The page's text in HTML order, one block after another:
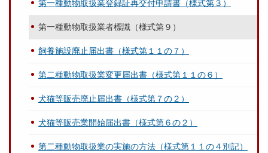
第一種動物取扱業登録証再交付申請書（様式第３）
第一種動物取扱業者標識（様式第９）
飼養施設廃止届出書（様式第１１の７）
第二種動物取扱業変更届出書（様式第１１の６）
犬猫等販売廃止届出書（様式第７の２）
犬猫等販売業開始届出書（様式第６の２）
第二種動物取扱業の実施の方法（様式第１１の４別記）